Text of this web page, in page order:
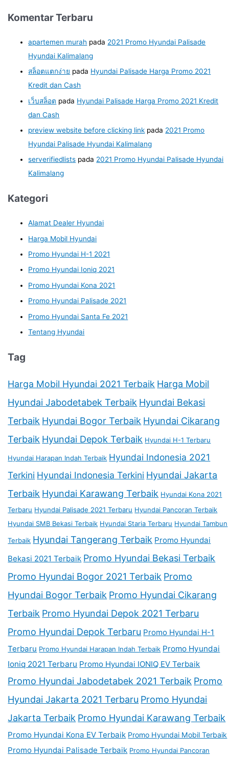
Komentar Terbaru
apartemen murah pada 2021 Promo Hyundai Palisade
Hyundai Kalimalang
สล็อตแตกง่าย pada Hyundai Palisade Harga Promo 2021
Kredit dan Cash
เว็บสล็อต pada Hyundai Palisade Harga Promo 2021 Kredit
dan Cash
preview website before clicking link pada 2021 Promo
Hyundai Palisade Hyundai Kalimalang
serverifiedlists pada 2021 Promo Hyundai Palisade Hyundai
Kalimalang
Kategori
Alamat Dealer Hyundai
Harga Mobil Hyundai
Promo Hyundai H-1 2021
Promo Hyundai Ioniq 2021
Promo Hyundai Kona 2021
Promo Hyundai Palisade 2021
Promo Hyundai Santa Fe 2021
Tentang Hyundai
Tag
Harga Mobil Hyundai 2021 Terbaik Harga Mobil
Hyundai Jabodetabek Terbaik Hyundai Bekasi
Terbaik Hyundai Bogor Terbaik Hyundai Cikarang
Terbaik Hyundai Depok Terbaik Hyundai H-1 Terbaru
Hyundai Harapan Indah Terbaik Hyundai Indonesia 2021
Terkini Hyundai Indonesia Terkini Hyundai Jakarta
Terbaik Hyundai Karawang Terbaik Hyundai Kona 2021
Terbaru Hyundai Palisade 2021 Terbaru Hyundai Pancoran Terbaik
Hyundai SMB Bekasi Terbaik Hyundai Staria Terbaru Hyundai Tambun
Terbaik Hyundai Tangerang Terbaik Promo Hyundai
Bekasi 2021 Terbaik Promo Hyundai Bekasi Terbaik
Promo Hyundai Bogor 2021 Terbaik Promo
Hyundai Bogor Terbaik Promo Hyundai Cikarang
Terbaik Promo Hyundai Depok 2021 Terbaru
Promo Hyundai Depok Terbaru Promo Hyundai H-1
Terbaru Promo Hyundai Harapan Indah Terbaik Promo Hyundai
Ioniq 2021 Terbaru Promo Hyundai IONIQ EV Terbaik
Promo Hyundai Jabodetabek 2021 Terbaik Promo
Hyundai Jakarta 2021 Terbaru Promo Hyundai
Jakarta Terbaik Promo Hyundai Karawang Terbaik
Promo Hyundai Kona EV Terbaik Promo Hyundai Mobil Terbaik
Promo Hyundai Palisade Terbaik Promo Hyundai Pancoran